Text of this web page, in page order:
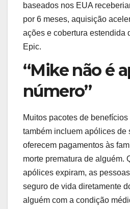
baseados nos EUA
por 6 meses, aquisição
ações e cobertura estendida
Epic.
“Mike não é
número”
Muitos pacotes de
também incluem apólices de
oferecem pagamentos às
morte prematura de alguém.
apólices expiram, as
seguro de vida diretamente
alguém com a condição